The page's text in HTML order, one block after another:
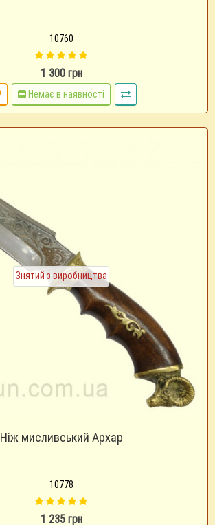
10760
1 300 грн
Немає в наявності
Знятий з виробництва
Ніж мисливський Архар
10778
1 235 грн